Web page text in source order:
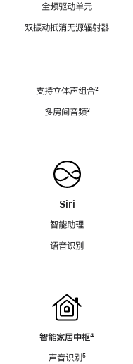
全频驱动单元
双振动抵消无源辐射器
—
—
支持立体声组合脚
²
多房间音频脚
³
Siri
智能助理
语音识别
智能家居中枢脚
⁴
声音识别脚
⁵